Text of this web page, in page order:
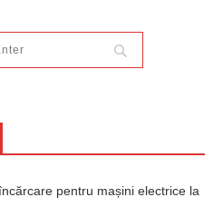
pentru mașini electrice la